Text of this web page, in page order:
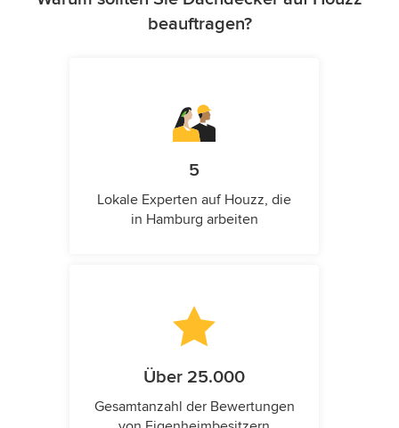
beauftragen?
5
Lokale Experten auf Houzz, die
in Hamburg arbeiten
Über 25.000
Gesamtanzahl der Bewertungen